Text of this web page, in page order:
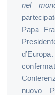
nel
Papa
nuovo